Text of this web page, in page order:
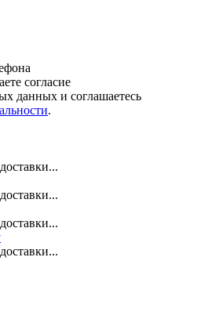
согласие
данных и соглашаетесь
.